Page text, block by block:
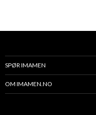
SPØR IMAMEN
OM IMAMEN.NO